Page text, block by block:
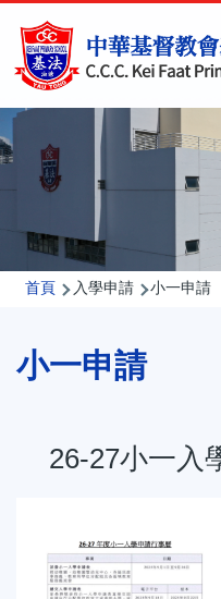
導
連
首頁 入學申請 小一申請
小一申請
26-27小一入